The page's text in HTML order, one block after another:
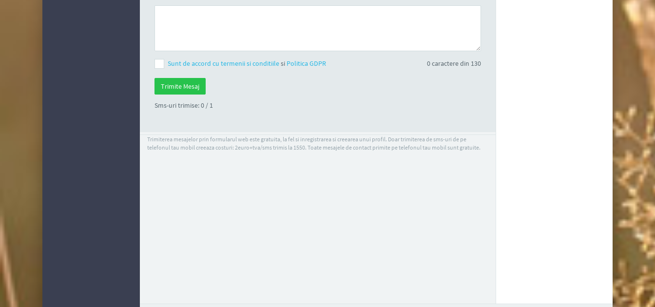
Sunt de accord cu termenii si conditiilesi Politica GDPR 0caractere din 130
Sms-uri trimise: 0 / 1
Trimiterea mesajelor prin formularul web este gratuita, la fel si inregistrarea si creearea unui profil. Doar trimiterea de sms-uri de pe
telefonul tau mobil creeaza costuri: 2euro+tva/sms trimis la 1550. Toate mesajele de contact primite pe telefonul tau mobil sunt gratuite.